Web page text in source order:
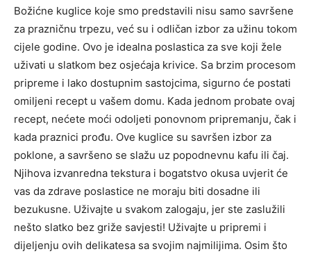
Božićne kuglice koje smo predstavili nisu samo savršene
za prazničnu trpezu, već su i odličan izbor za užinu tokom
cijele godine. Ovo je idealna poslastica za sve koji žele
uživati u slatkom bez osjećaja krivice. Sa brzim procesom
pripreme i lako dostupnim sastojcima, sigurno će postati
omiljeni recept u vašem domu. Kada jednom probate ovaj
recept, nećete moći odoljeti ponovnom pripremanju, čak i
kada praznici prođu. Ove kuglice su savršen izbor za
poklone, a savršeno se slažu uz popodnevnu kafu ili čaj.
Njihova izvanredna tekstura i bogatstvo okusa uvjerit će
vas da zdrave poslastice ne moraju biti dosadne ili
bezukusne. Uživajte u svakom zalogaju, jer ste zaslužili
nešto slatko bez griže savjesti! Uživajte u pripremi i
dijeljenju ovih delikatesa sa svojim najmilijima. Osim što